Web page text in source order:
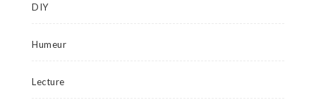
DIY
Humeur
Lecture